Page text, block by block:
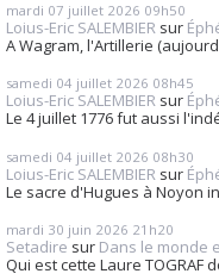
mardi 07 juillet 2026 09h50
Loius-Eric SALEMBIER sur
A Wagram, l'Artillerie
samedi 04 juillet 2026 08h45
Loius-Eric SALEMBIER sur
Le 4 juillet 1776 fut aussi
samedi 04 juillet 2026 08h30
Loius-Eric SALEMBIER sur
Le sacre d'Hugues à Noyon
mardi 30 juin 2026 21h20
Setadire sur Dans le monde
Qui est cette Laure TOGRAF